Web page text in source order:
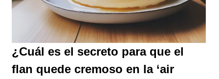
¿Cuál es el secreto para que el
flan quede cremoso en la ‘air